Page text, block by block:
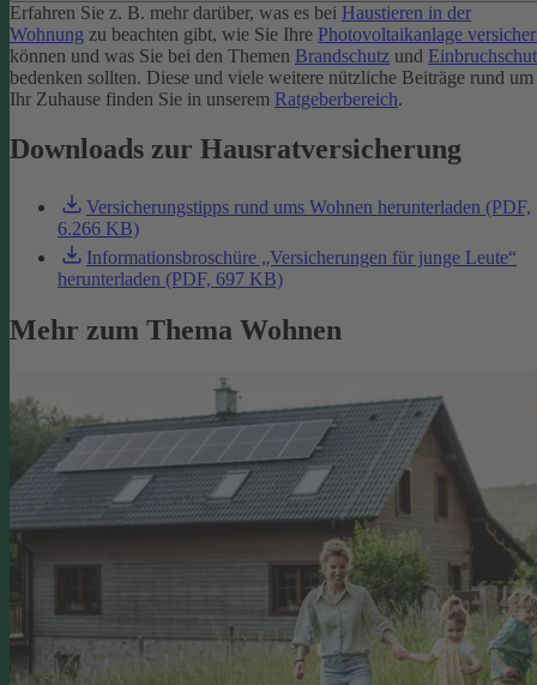
Erfahren Sie z. B. mehr darüber, was es bei Haustieren in der
Wohnung zu beachten gibt, wie Sie Ihre Photovoltaikanlage
können und was Sie bei den Themen Brandschutz und
bedenken sollten. Diese und viele weitere nützliche Beiträge rund um
Ihr Zuhause finden Sie in unserem Ratgeberbereich.
Downloads zur Hausratversicherung
Versicherungstipps rund ums Wohnen herunterladen (PDF,
6.266 KB)
Informationsbroschüre „Versicherungen für junge Leute“
herunterladen (PDF, 697 KB)
Mehr zum Thema Wohnen